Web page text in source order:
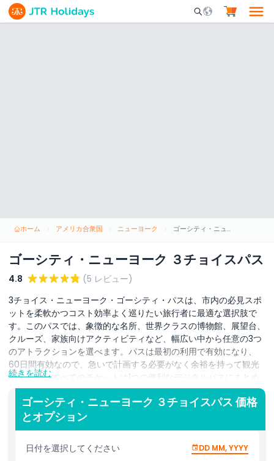
Mobile Search
ホーム アメリカ合衆国 ニューヨーク ゴーシティ・ニューヨーク ３チョイスパス
ゴーシティ・ニューヨーク ３チョイスパス
4.8
(5 レビュー)
3チョイス・ニューヨーク・ゴーシティ・パスは、市内の必見スポ
ットを柔軟かつコスト効率よく巡りたい旅行者に最適な選択肢で
す。このパスでは、象徴的な名所、世界クラスの博物館、展望台、
クルーズ、家族向けアクティビティなど、幅広い中から任意の3つ
のアトラクションを選べます。パスは最初の利用で有効になり、
60日間有効なので、急いで計画する必要がなく余裕を持って観光
できます。すべてのチケットは1つの便利なデジタルパスにまとめ
られ、個別購入の手間が省け、その場で行程を簡単に調整できま
す。お気に入りのスポットを再訪したり、別のエリアを探索した
り、地元のカフェを楽しんだり、追加の体験を組み込んだりする場
合でも、このパスなら旅行の計画を自由に組み立てられます。カッ
プルや家族、ゆったりとしたペースを好む旅行者に理想的な3チョ
イス・パスは、ニューヨークの文化、歴史、エンターテインメント
続きを読む
ゴーシティ・ニューヨーク ３チョイスパス 価格
とオプション
日付を選択してください DD MM, YYYY